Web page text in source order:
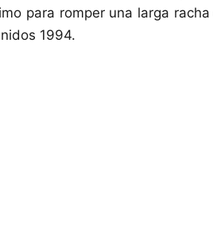
para romper una larga
1994.